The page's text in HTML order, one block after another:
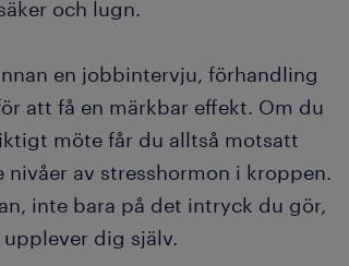
och lugn.
en jobbintervju, förhandling
att få en märkbar effekt. Om du
möte får du alltså motsatt
av stresshormon i kroppen.
inte bara på det intryck du gör,
dig själv.